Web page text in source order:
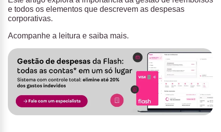
e todos os elementos que descrevem as despesas
corporativas.
Acompanhe a leitura e saiba mais.